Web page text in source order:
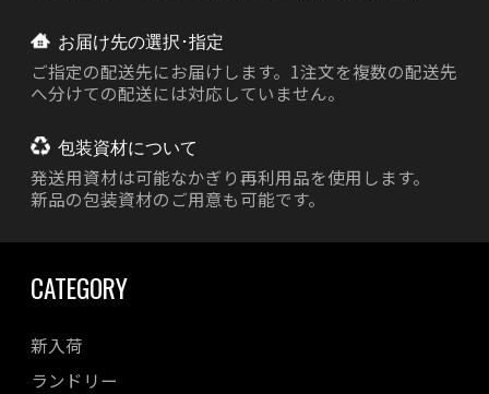
お届け先の選択･指定
ご指定の配送先にお届けします。1注文を複数の配送先
へ分けての配送には対応していません。
包装資材について
発送用資材は可能なかぎり再利用品を使用します。
新品の包装資材のご用意も可能です。
CATEGORY
新入荷
ランドリー